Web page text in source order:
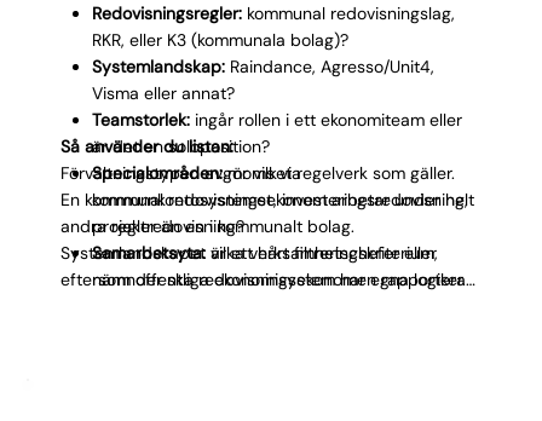
Redovisningsregler:kommunal redovisningslag,
RKR, eller K3 (kommunala bolag)?
Systemlandskap:Raindance, Agresso/Unit4,
Visma eller annat?
Teamstorlek:ingår rollen i ett ekonomiteam eller
är det en soloposition?
Specialområden:moms via
kommunkontosystemet, investeringsredovisning,
projektredovisning?
Samarbetsyta:vilka verksamhetschefer eller
nämnder ska redovisningsekonomen rapportera
Så använder du listan:
Förvaltningstypen avgör vilket regelverk som gäller.
En kommunal redovisningsekonom arbetar under helt
andra regler än en i kommunalt bolag.
Systemlandskapet är ett hårt filtreringskriterium,
eftersom offentliga ekonomisystem har egna logiker.